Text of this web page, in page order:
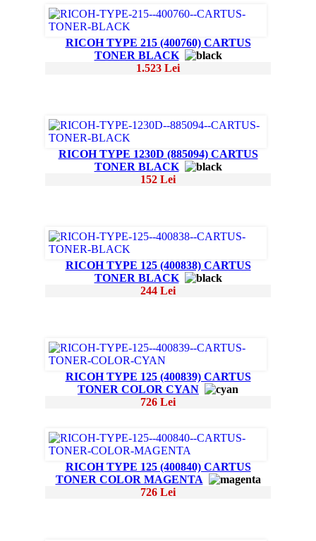
RICOH TYPE 215 (400760) CARTUS
TONER BLACK
1.523 Lei
RICOH TYPE 1230D (885094) CARTUS
TONER BLACK
152 Lei
RICOH TYPE 125 (400838) CARTUS
TONER BLACK
244 Lei
RICOH TYPE 125 (400839) CARTUS
TONER COLOR CYAN
726 Lei
RICOH TYPE 125 (400840) CARTUS
TONER COLOR MAGENTA
726 Lei